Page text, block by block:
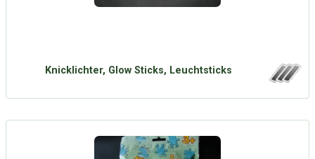
Knicklichter, Glow Sticks, Leuchtsticks